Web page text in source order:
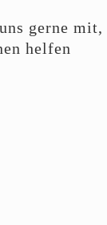
gerne mit,
helfen